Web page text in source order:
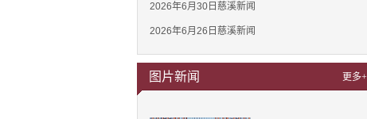
2026年6月30日慈溪新闻
2026年6月26日慈溪新闻
图片新闻 更多+